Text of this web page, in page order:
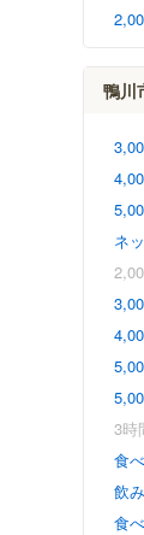
鴨川
ネ
3時
食
飲
食